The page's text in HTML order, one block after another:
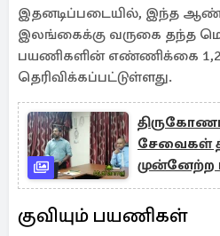
இதனடிப்படையில், இந்த
இலங்கைக்கு வருகை தந்த
பயணிகளின் எண்ணிக்கை
தெரிவிக்கப்பட்டுள்ளது.
சேவைகள்
முன்னேற்ற
குவியும் பயணிகள்